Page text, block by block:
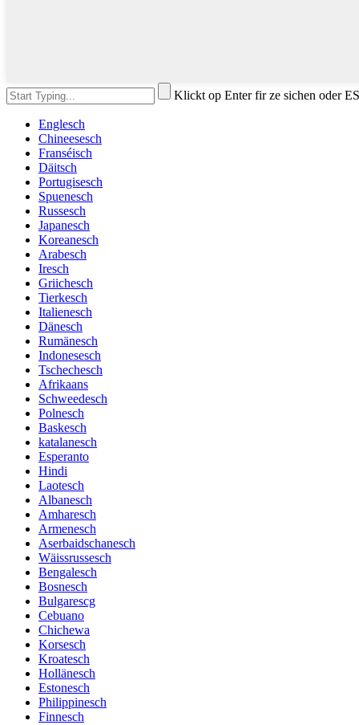
Klickt op Enter fir ze sichen oder
Englesch
Chineesesch
Franséisch
Däitsch
Portugisesch
Spuenesch
Russesch
Japanesch
Koreanesch
Arabesch
Iresch
Griichesch
Tierkesch
Italienesch
Dänesch
Rumänesch
Indonesesch
Tschechesch
Afrikaans
Schweedesch
Polnesch
Baskesch
katalanesch
Esperanto
Hindi
Laotesch
Albanesch
Amharesch
Armenesch
Aserbaidschanesch
Wäissrussesch
Bengalesch
Bosnesch
Bulgarescg
Cebuano
Chichewa
Korsesch
Kroatesch
Hollänesch
Estonesch
Philippinesch
Finnesch